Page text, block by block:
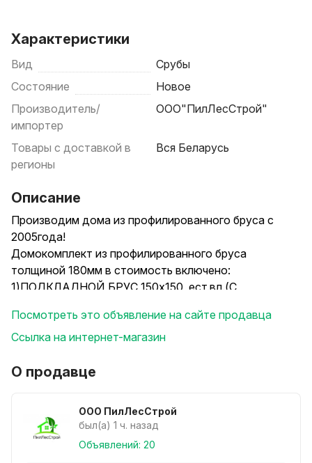
Характеристики
Вид
Срубы
Состояние
Новое
Производитель/
импортер
ООО"ПилЛесСтрой"
Товары с доставкой в
регионы
Вся Беларусь
Описание
Производим дома из профилированного бруса с
2005года!
Домокомплект из профилированного бруса
толщиной 180мм в стоимость включено:
1)ПОДКЛАДНОЙ БРУС 150х150, ест.вл.(С
2)СТЕНОВОЙ КОМПЛЕКТ 180х175, ест.вл.(С
МОНТАЖОМ)
4)ОБСАДНАЯ КОРОБКА(С МОНТАЖОМ)
глянец, плёнка)
6)КРОВЛЯ МОНТАЖ
7)Мауэрлат 180х200х6000
Посмотреть это объявление на сайте продавца
Ссылка на интернет-магазин
О продавце
ООО ПилЛесСтрой
был(а) 1 ч. назад
Объявлений: 20